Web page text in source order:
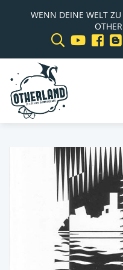
WENN DEINE WELT